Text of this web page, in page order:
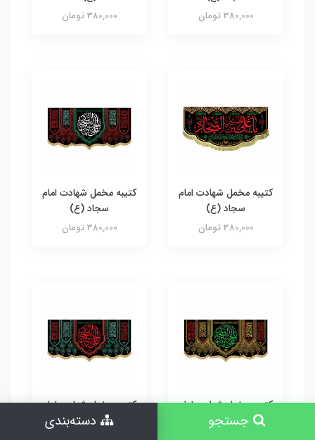
380,000 تومان 380,000 تومان
کتیبه مخمل شهادت امام
سجاد (ع)
380,000 تومان
کتیبه مخمل شهادت امام
سجاد (ع)
380,000 تومان
کتیبه مخمل شهادت امام
سجاد (ع)
کتیبه مخمل شهادت امام
سجاد (ع)
جستجو